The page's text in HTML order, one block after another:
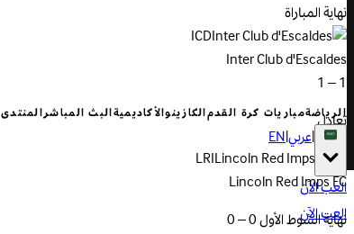
الرياضةمباريات كرة القدمالكازينوالأكاديميةالبث المباشرالمنتدى
|عربي|
EN
العب الآن
العب الآن
نهاية المباراة
ICD
Inter Club d'Escaldes
1 – 1
تعادل
LRI
Lincoln Red Imps FC
نهاية الشوط الأول 0 – 0